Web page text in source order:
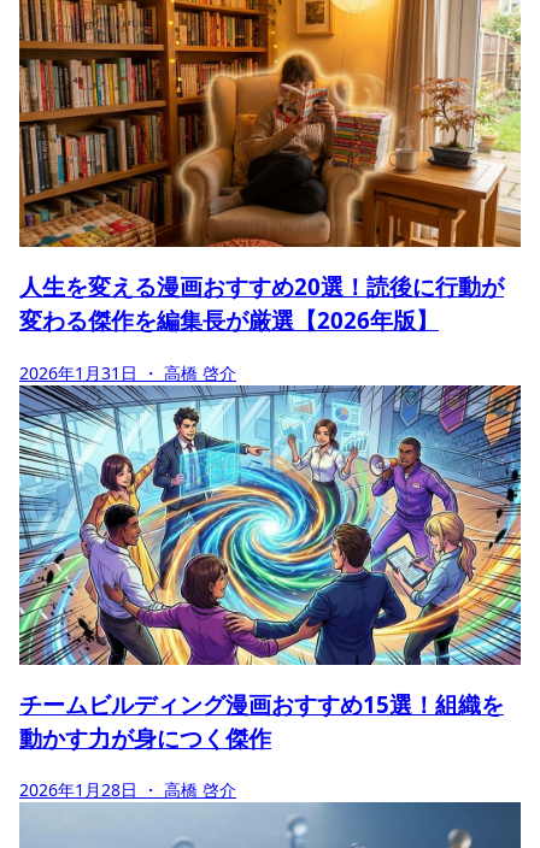
人生を変える漫画おすすめ20選！読後に行動が
変わる傑作を編集長が厳選【2026年版】
2026年1月31日 ・ 高橋 啓介
チームビルディング漫画おすすめ15選！組織を
動かす力が身につく傑作
2026年1月28日 ・ 高橋 啓介